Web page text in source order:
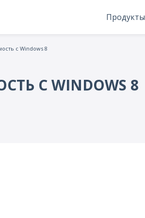
Продукты
с Windows 8
С WINDOWS 8